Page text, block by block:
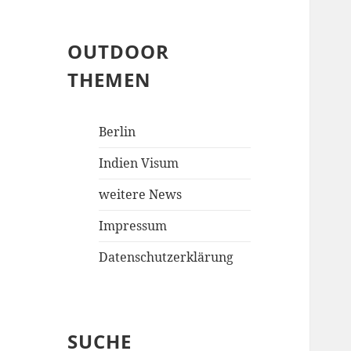
OUTDOOR
THEMEN
Berlin
Indien Visum
weitere News
Impressum
Datenschutzerklärung
SUCHE